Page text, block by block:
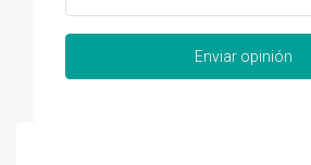
Enviar opinión